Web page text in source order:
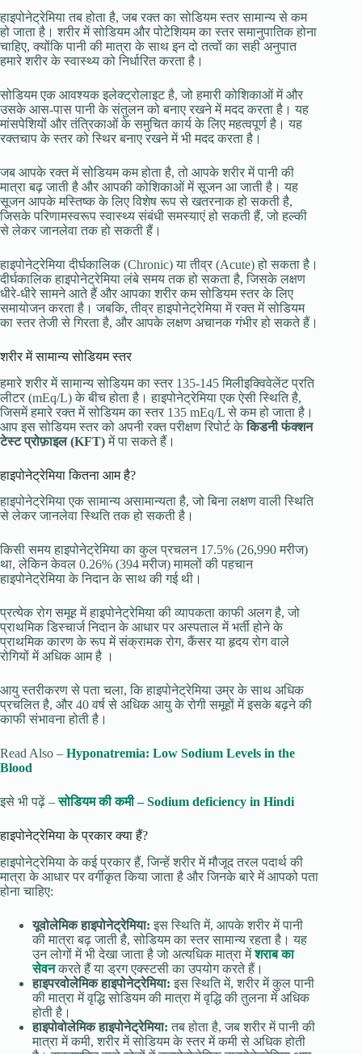
हाइपोनेट्रेमिया तब होता है, जब रक्त का सोडियम स्तर सामान्य से कम
हो जाता है। शरीर में सोडियम और पोटेशियम का स्तर समानुपातिक होना
चाहिए, क्योंकि पानी की मात्रा के साथ इन दो तत्वों का सही अनुपात
हमारे शरीर के स्वास्थ्य को निर्धारित करता है।
सोडियम एक आवश्यक इलेक्ट्रोलाइट है, जो हमारी कोशिकाओं में और
उसके आस-पास पानी के संतुलन को बनाए रखने में मदद करता है। यह
मांसपेशियों और तंत्रिकाओं के समुचित कार्य के लिए महत्वपूर्ण है। यह
रक्तचाप के स्तर को स्थिर बनाए रखने में भी मदद करता है।
जब आपके रक्त में सोडियम कम होता है, तो आपके शरीर में पानी की
मात्रा बढ़ जाती है और आपकी कोशिकाओं में सूजन आ जाती है। यह
सूजन आपके मस्तिष्क के लिए विशेष रूप से खतरनाक हो सकती है,
जिसके परिणामस्वरूप स्वास्थ्य संबंधी समस्याएं हो सकती हैं, जो हल्की
से लेकर जानलेवा तक हो सकती हैं।
हाइपोनेट्रेमिया दीर्घकालिक (Chronic) या तीव्र (Acute) हो सकता है।
दीर्घकालिक हाइपोनेट्रेमिया लंबे समय तक हो सकता है, जिसके लक्षण
धीरे-धीरे सामने आते हैं और आपका शरीर कम सोडियम स्तर के लिए
समायोजन करता है। जबकि, तीव्र हाइपोनेट्रेमिया में रक्त में सोडियम
का स्तर तेजी से गिरता है, और आपके लक्षण अचानक गंभीर हो सकते हैं।
शरीर में सामान्य सोडियम स्तर
हमारे शरीर में सामान्य सोडियम का स्तर 135-145 मिलीइक्विवेलेंट प्रति
लीटर (mEq/L) के बीच होता है। हाइपोनेट्रेमिया एक ऐसी स्थिति है,
जिसमें हमारे रक्त में सोडियम का स्तर 135 mEq/L से कम हो जाता है।
आप इस सोडियम स्तर को अपनी रक्त परीक्षण रिपोर्ट केकिडनी फंक्शन
टेस्ट प्रोफ़ाइल (KFT)में पा सकते हैं।
हाइपोनेट्रेमिया कितना आम है?
हाइपोनेट्रेमिया एक सामान्य असामान्यता है, जो बिना लक्षण वाली स्थिति
से लेकर जानलेवा स्थिति तक हो सकती है।
किसी समय हाइपोनेट्रेमिया का कुल प्रचलन 17.5% (26,990 मरीज)
था, लेकिन केवल 0.26% (394 मरीज) मामलों की पहचान
हाइपोनेट्रेमिया के निदान के साथ की गई थी।
प्रत्येक रोग समूह में हाइपोनेट्रेमिया की व्यापकता काफी अलग है, जो
प्राथमिक डिस्चार्ज निदान के आधार पर अस्पताल में भर्ती होने के
प्राथमिक कारण के रूप में संक्रामक रोग, कैंसर या हृदय रोग वाले
रोगियों में अधिक आम है ।
आयु स्तरीकरण से पता चला, कि हाइपोनेट्रेमिया उम्र के साथ अधिक
प्रचलित है, और 40 वर्ष से अधिक आयु के रोगी समूहों में इसके बढ़ने की
काफी संभावना होती है।
Read Also – Hyponatremia: Low Sodium Levels in the
Blood
इसे भी पढ़ें –सोडियम की कमी – Sodium deficiency in Hindi
हाइपोनेट्रेमिया के प्रकार क्या हैं?
हाइपोनेट्रेमिया के कई प्रकार हैं, जिन्हें शरीर में मौजूद तरल पदार्थ की
मात्रा के आधार पर वर्गीकृत किया जाता है और जिनके बारे में आपको पता
होना चाहिए:
यूवोलेमिक हाइपोनेट्रेमिया: इस स्थिति में, आपके शरीर में पानी
की मात्रा बढ़ जाती है, सोडियम का स्तर सामान्य रहता है। यह
उन लोगों में भी देखा जाता है जो अत्यधिक मात्रा मेंशराब का
सेवनकरते हैं या ड्रग एक्स्टसी का उपयोग करते हैं।
हाइपरवोलेमिक हाइपोनेट्रेमिया: इस स्थिति में, शरीर में कुल पानी
की मात्रा में वृद्धि सोडियम की मात्रा में वृद्धि की तुलना में अधिक
होती है।
हाइपोवोलेमिक हाइपोनेट्रेमिया: तब होता है, जब शरीर में पानी की
मात्रा में कमी, शरीर में सोडियम के स्तर में कमी से अधिक होती